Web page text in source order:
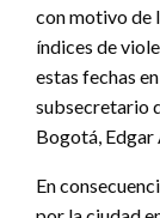
con motivo de
índices de
estas fechas
subsecretario
Bogotá, Edgar
En